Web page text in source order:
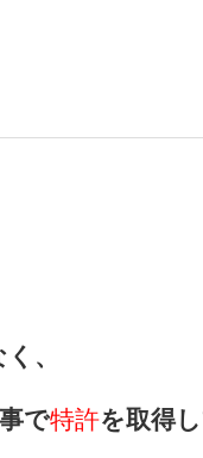
、
で特許を取得